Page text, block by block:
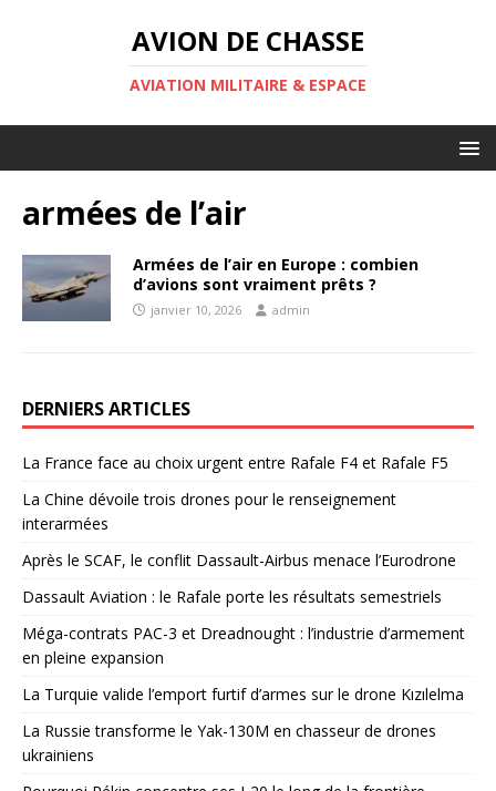
AVION DE CHASSE
AVIATION MILITAIRE & ESPACE
armées de l’air
Armées de l’air en Europe : combien
d’avions sont vraiment prêts ?
janvier 10, 2026 admin
DERNIERS ARTICLES
La France face au choix urgent entre Rafale F4 et Rafale F5
La Chine dévoile trois drones pour le renseignement
interarmées
Après le SCAF, le conflit Dassault-Airbus menace l’Eurodrone
Dassault Aviation : le Rafale porte les résultats semestriels
Méga-contrats PAC-3 et Dreadnought : l’industrie d’armement
en pleine expansion
La Turquie valide l’emport furtif d’armes sur le drone Kızılelma
La Russie transforme le Yak-130M en chasseur de drones
ukrainiens